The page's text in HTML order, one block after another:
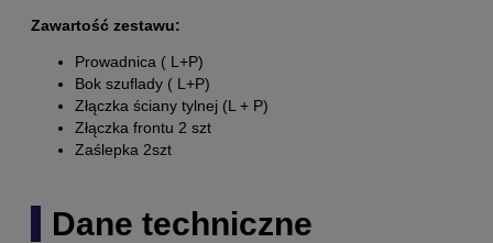
Zawartość zestawu:
Prowadnica ( L+P)
Bok szuflady ( L+P)
Złączka ściany tylnej (L + P)
Złączka frontu 2 szt
Zaślepka 2szt
Dane techniczne